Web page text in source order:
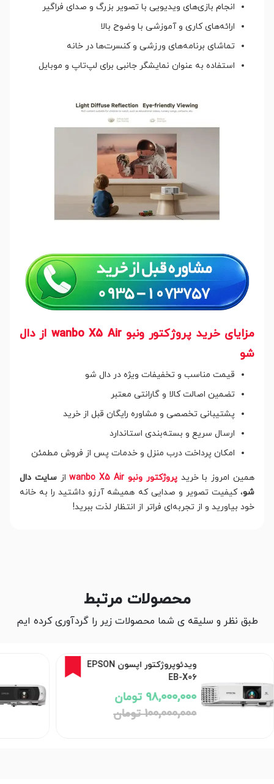
انجام بازی‌های ویدیویی با تصویر بزرگ و صدای فراگیر
ارائه‌های کاری و آموزشی با وضوح بالا
تماشای برنامه‌های ورزشی و کنسرت‌ها در خانه
استفاده به عنوان نمایشگر جانبی برای لپ‌تاپ و موبایل
مزایای خرید پروژکتور ونبو wanbo X5 Air از دال
شو
قیمت مناسب و تخفیفات ویژه در دال شو
تضمین اصالت کالا و گارانتی معتبر
پشتیبانی تخصصی و مشاوره رایگان قبل از خرید
ارسال سریع و بسته‌بندی استاندارد
امکان پرداخت درب منزل و خدمات پس از فروش مطمئن
همین امروز با خریدپروژکتور ونبو wanbo X5 Air ازسایت دال
شو، کیفیت تصویر و صدایی که همیشه آرزو داشتید را به خانه
خود بیاورید و از تجربه‌ای فراتر از انتظار لذت ببرید!
محصولات مرتبط
طبق نظر و سلیقه ی شما محصولات زیر را گردآوری کرده ایم
ویدئو پروژکتور اپسون Epson
EB-FH54
186,000,000 تومان